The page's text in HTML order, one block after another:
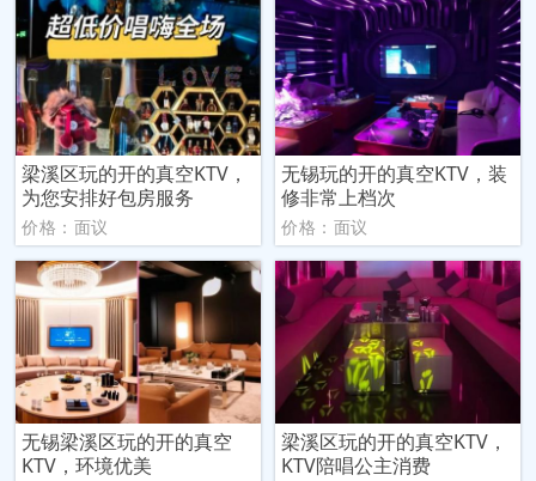
梁溪区玩的开的真空KTV，
为您安排好包房服务
价格：面议
无锡玩的开的真空KTV，装
修非常上档次
价格：面议
无锡梁溪区玩的开的真空
KTV，环境优美
梁溪区玩的开的真空KTV，
KTV陪唱公主消费